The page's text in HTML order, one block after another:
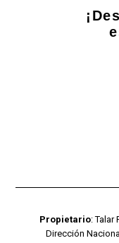
Propietario: Talar
Dirección